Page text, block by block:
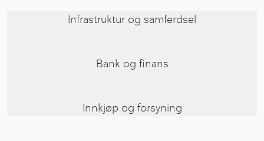
Infrastruktur og samferdsel
Bank og finans
Innkjøp og forsyning